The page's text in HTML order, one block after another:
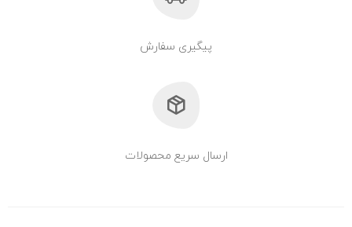
پیگیری سفارش
ارسال سریع محصولات